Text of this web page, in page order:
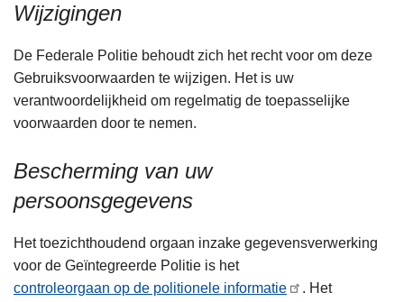
Wijzigingen
De Federale Politie behoudt zich het recht voor om deze
Gebruiksvoorwaarden te wijzigen. Het is uw
verantwoordelijkheid om regelmatig de toepasselijke
voorwaarden door te nemen.
Bescherming van uw
persoonsgegevens
Het toezichthoudend orgaan inzake gegevensverwerking
voor de Geïntegreerde Politie is het
controleorgaan op de politionele informatie
. Het